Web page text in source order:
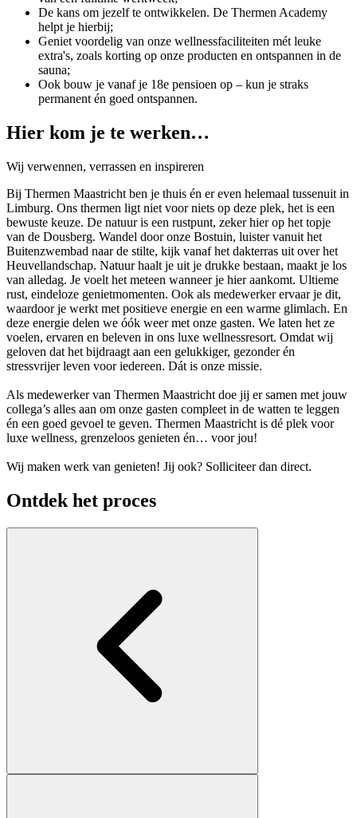
De kans om jezelf te ontwikkelen. De Thermen Academy
helpt je hierbij;
Geniet voordelig van onze wellnessfaciliteiten mét leuke
extra's, zoals korting op onze producten en ontspannen in de
sauna;
Ook bouw je vanaf je 18e pensioen op – kun je straks
permanent én goed ontspannen.
Hier kom je te werken…
Wij verwennen, verrassen en inspireren
Bij Thermen Maastricht ben je thuis én er even helemaal tussenuit in
Limburg. Ons thermen ligt niet voor niets op deze plek, het is een
bewuste keuze. De natuur is een rustpunt, zeker hier op het topje
van de Dousberg. Wandel door onze Bostuin, luister vanuit het
Buitenzwembad naar de stilte, kijk vanaf het dakterras uit over het
Heuvellandschap. Natuur haalt je uit je drukke bestaan, maakt je los
van alledag. Je voelt het meteen wanneer je hier aankomt. Ultieme
rust, eindeloze genietmomenten. Ook als medewerker ervaar je dit,
waardoor je werkt met positieve energie en een warme glimlach. En
deze energie delen we óók weer met onze gasten. We laten het ze
voelen, ervaren en beleven in ons luxe wellnessresort. Omdat wij
geloven dat het bijdraagt aan een gelukkiger, gezonder én
stressvrijer leven voor iedereen. Dát is onze missie.
Als medewerker van Thermen Maastricht doe jij er samen met jouw
collega’s alles aan om onze gasten compleet in de watten te leggen
én een goed gevoel te geven. Thermen Maastricht is dé plek voor
luxe wellness, grenzeloos genieten én… voor jou!
Wij maken werk van genieten! Jij ook? Solliciteer dan direct.
Ontdek het proces